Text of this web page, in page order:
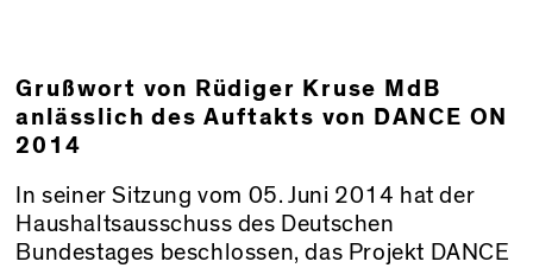
Grußwort von Rüdiger Kruse MdB
anlässlich des Auftakts von DANCE ON
2014
In seiner Sitzung vom 05. Juni 2014 hat der
Haushaltsausschuss des Deutschen
Bundestages beschlossen, das Projekt DANCE